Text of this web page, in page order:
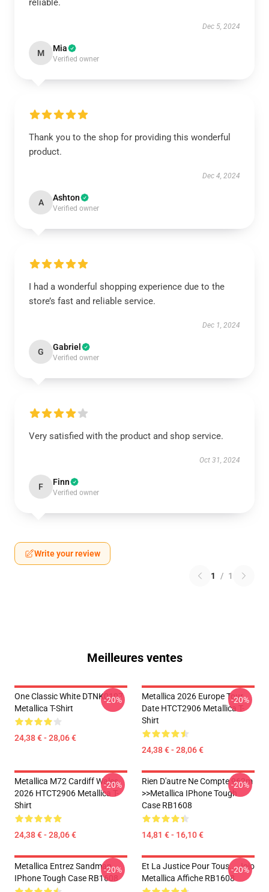
reliable.
Dec 5, 2024
M Mia
Verified owner
Thank you to the shop for providing this wonderful
product.
Dec 4, 2024
A Ashton
Verified owner
I had a wonderful shopping experience due to the
store’s fast and reliable service.
Dec 1, 2024
G Gabriel
Verified owner
Very satisfied with the product and shop service.
Oct 31, 2024
F Finn
Verified owner
Write your review
1 / 1
Meilleures ventes
One Classic White DTNK0107
Metallica T-Shirt
24,38 € - 28,06 €
-20%
Metallica 2026 Europe Tour
Date HTCT2906 Metallica T-
Shirt
24,38 € - 28,06 €
-20%
Metallica M72 Cardiff Wales
2026 HTCT2906 Metallica T-
Shirt
24,38 € - 28,06 €
-20%
Rien D'autre Ne Compte 962m
>>metallica IPhone Tough
Case RB1608
14,81 € - 16,10 €
-20%
Metallica Entrez Sandman
IPhone Tough Case RB1608
-20%
Et La Justice Pour Tous... Jojo
Metallica Affiche RB1608
-20%